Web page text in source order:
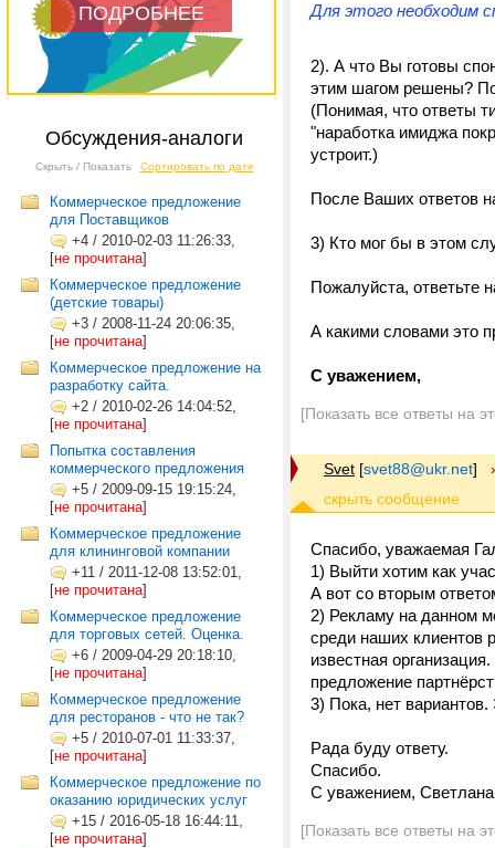
ПОДРОБНЕЕ
Обсуждения-аналоги
Скрыть / Показать Сортировать по дате
Коммерческое предложение
для Поставщиков
+4 / 2010-02-03 11:26:33,
[не прочитана]
Коммерческое предложение
(детские товары)
+3 / 2008-11-24 20:06:35,
[не прочитана]
Коммерческое предложение на
разработку сайта.
+2 / 2010-02-26 14:04:52,
[не прочитана]
Попытка составления
коммерческого предложения
+5 / 2009-09-15 19:15:24,
[не прочитана]
Коммерческое предложение
для клининговой компании
+11 / 2011-12-08 13:52:01,
[не прочитана]
Коммерческое предложение
для торговых сетей. Оценка.
+6 / 2009-04-29 20:18:10,
[не прочитана]
Коммерческое предложение
для ресторанов - что не так?
+5 / 2010-07-01 11:33:37,
[не прочитана]
Коммерческое предложение по
оказанию юридических услуг
+15 / 2016-05-18 16:44:11,
[не прочитана]
Для этого необходим
2). А что Вы готовы
этим шагом решены?
(Понимая, что ответы
"наработка имиджа
устроит.)
После Ваших ответов
3) Кто мог бы в этом
Пожалуйста, ответьте
А какими словами это
С уважением,
[Показать все ответы на
Svet [svet88@ukr.net]
Спасибо, уважаемая
1) Выйти хотим как
А вот со вторым
2) Рекламу на данном
среди наших клиентов
известная
предложение
3) Пока, нет
Рада буду ответу.
Спасибо.
С уважением,
[Показать все ответы на